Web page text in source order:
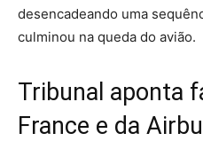
desencadeando uma
culminou na queda do avião.
Tribunal aponta
France e da